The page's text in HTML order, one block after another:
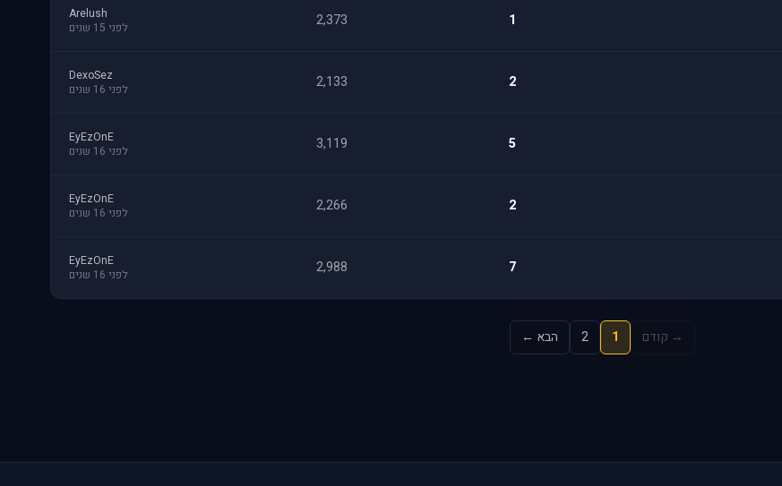
1
2,373
Arelush
לפני 15 שנים
2
2,133
DexoSez
לפני 16 שנים
5
3,119
EyEzOnE
לפני 16 שנים
2
2,266
EyEzOnE
לפני 16 שנים
7
2,988
EyEzOnE
לפני 16 שנים
→ קודם 1
2 הבא ←